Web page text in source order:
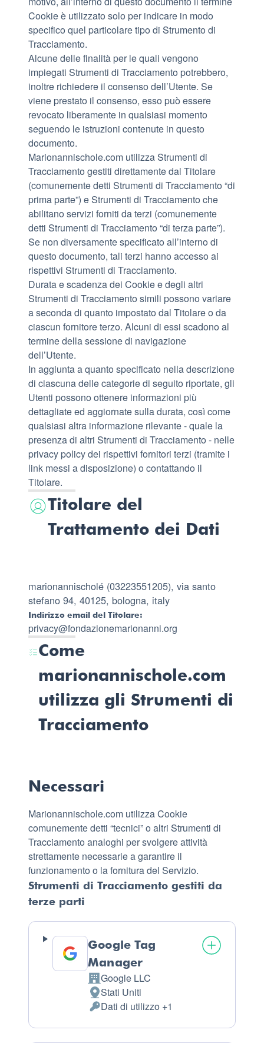
Cookie è utilizzato solo per indicare in modo
specifico quel particolare tipo di Strumento di
Tracciamento.
Alcune delle finalità per le quali vengono
impiegati Strumenti di Tracciamento potrebbero,
inoltre richiedere il consenso dell’Utente. Se
viene prestato il consenso, esso può essere
revocato liberamente in qualsiasi momento
seguendo le istruzioni contenute in questo
documento.
Marionannischole.com utilizza Strumenti di
Tracciamento gestiti direttamente dal Titolare
(comunemente detti Strumenti di Tracciamento “di
prima parte”) e Strumenti di Tracciamento che
abilitano servizi forniti da terzi (comunemente
detti Strumenti di Tracciamento “di terza parte”).
Se non diversamente specificato all’interno di
questo documento, tali terzi hanno accesso ai
rispettivi Strumenti di Tracciamento.
Durata e scadenza dei Cookie e degli altri
Strumenti di Tracciamento simili possono variare
a seconda di quanto impostato dal Titolare o da
ciascun fornitore terzo. Alcuni di essi scadono al
termine della sessione di navigazione
dell’Utente.
In aggiunta a quanto specificato nella descrizione
di ciascuna delle categorie di seguito riportate, gli
Utenti possono ottenere informazioni più
dettagliate ed aggiornate sulla durata, così come
qualsiasi altra informazione rilevante - quale la
presenza di altri Strumenti di Tracciamento - nelle
privacy policy dei rispettivi fornitori terzi (tramite i
link messi a disposizione) o contattando il
Titolare.
Titolare del
Trattamento dei Dati
marionannischolé (03223551205), via santo
stefano 94, 40125, bologna, italy
Indirizzo email del Titolare:
privacy@fondazionemarionanni.org
Come
marionannischole.com
utilizza gli Strumenti di
Tracciamento
Necessari
Marionannischole.com utilizza Cookie
comunemente detti “tecnici” o altri Strumenti di
Tracciamento analoghi per svolgere attività
strettamente necessarie a garantire il
funzionamento o la fornitura del Servizio.
Strumenti di Tracciamento gestiti da
terze parti
Google Tag
Manager
Azienda:
Google LLC
Luogo
del
trattamento:
Stati Uniti
Dati
Personali
Dati di utilizzo +1